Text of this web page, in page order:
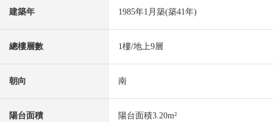
建築年 1985年1月築(築41年)
總樓層數 1樓/地上9層
朝向 南
陽台面積 陽台面積3.20m²